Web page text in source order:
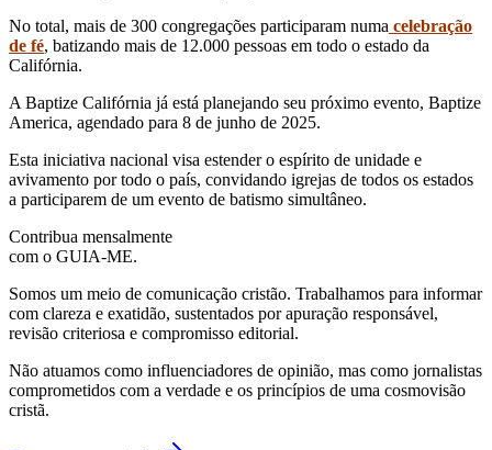
No total, mais de 300 congregações participaram numa celebração
de fé, batizando mais de 12.000 pessoas em todo o estado da
Califórnia.
A Baptize Califórnia já está planejando seu próximo evento, Baptize
America, agendado para 8 de junho de 2025.
Esta iniciativa nacional visa estender o espírito de unidade e
avivamento por todo o país, convidando igrejas de todos os estados
a participarem de um evento de batismo simultâneo.
Contribua mensalmente
com o GUIA-ME.
Somos um meio de comunicação cristão. Trabalhamos para informar
com clareza e exatidão, sustentados por apuração responsável,
revisão criteriosa e compromisso editorial.
Não atuamos como influenciadores de opinião, mas como jornalistas
comprometidos com a verdade e os princípios de uma cosmovisão
cristã.